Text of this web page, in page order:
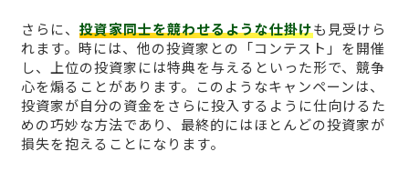
さらに、 投資家同士を競わせるような仕掛けも見受けら
れます。時には、他の投資家との「コンテスト」を開催
し、上位の投資家には特典を与えるといった形で、競争
心を煽ることがあります。このようなキャンペーンは、
投資家が自分の資金をさらに投入するように仕向けるた
めの巧妙な方法であり、最終的にはほとんどの投資家が
損失を抱えることになります。